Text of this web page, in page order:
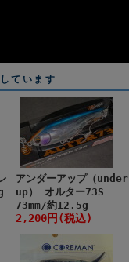
ています
アンダーアップ（under
up） オルター73S
73mm/約12.5g
2,200円(税込)